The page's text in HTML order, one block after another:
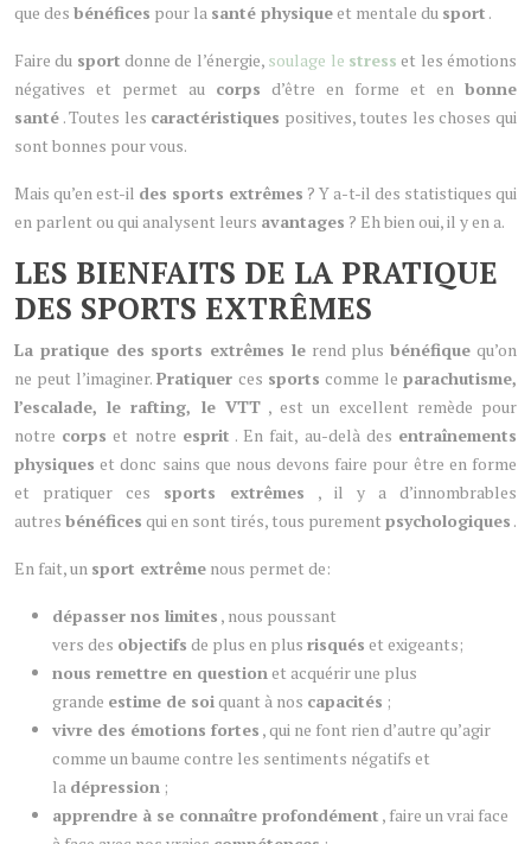
que des bénéfices pour la santé physiqueet mentale du sport .
Faire du sport donne de l’énergie, soulage le stress et les émotions
négatives et permet au corps d’être en forme et en bonne
santé . Toutes les caractéristiques positives, toutes les choses qui
sont bonnes pour vous.
Mais qu’en est-il des sports extrêmes ? Y a-t-il des statistiques qui
en parlent ou qui analysent leurs avantages ? Eh bien oui, il y en a.
LES BIENFAITS DE LA PRATIQUE
DES SPORTS EXTRÊMES
La pratique des sports extrêmes lerend plusbénéfique qu’on
ne peut l’imaginer.Pratiquer ces sports comme le parachutisme,
l’escalade, le rafting, le VTT, est un excellent remède pour
notre corps et notre esprit . En fait, au-delà des entraînements
physiques et donc sains que nous devons faire pour être en forme
et pratiquer ces sports extrêmes , il y a d’innombrables
autres bénéfices qui en sont tirés, tous purement psychologiques .
En fait, un sport extrême nous permet de:
dépasser nos limites , nous poussant
vers des objectifs de plus en plus risqués et exigeants;
nous remettre en questionet acquérir une plus
grande estime de soiquant à nos capacités ;
vivre des émotions fortes , qui ne font rien d’autre qu’agir
comme un baume contre les sentiments négatifs et
la dépression ;
apprendre à se connaître profondément , faire un vrai face